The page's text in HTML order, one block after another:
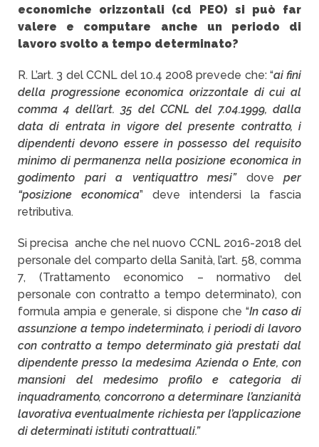
economiche orizzontali (cd PEO) si può far
valere e computare anche un periodo di
lavoro svolto a tempo determinato?
R. L’art. 3 del CCNL del 10.4 2008 prevede che: “ai fini
della progressione economica orizzontale di cui al
comma 4 dell’art. 35 del CCNL del 7.04.1999, dalla
data di entrata in vigore del presente contratto, i
dipendenti devono essere in possesso del requisito
minimo di permanenza nella posizione economica in
godimento pari a ventiquattro mesi” dove per
“posizione economica” deve intendersi la fascia
retributiva.
Si precisa anche che nel nuovo CCNL 2016-2018 del
personale del comparto della Sanità, l’art. 58, comma
7, (Trattamento economico – normativo del
personale con contratto a tempo determinato), con
formula ampia e generale, si dispone che “In caso di
assunzione a tempo indeterminato, i periodi di lavoro
con contratto a tempo determinato già prestati dal
dipendente presso la medesima Azienda o Ente, con
mansioni del medesimo profilo e categoria di
inquadramento, concorrono a determinare l’anzianità
lavorativa eventualmente richiesta per l’applicazione
di determinati istituti contrattuali.”